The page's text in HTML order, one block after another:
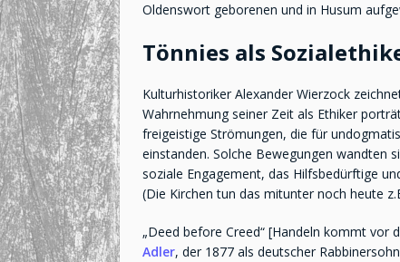
Oldenswort geborenen und in Husum
Tönnies als
Kulturhistoriker Alexander Wierzock
Wahrnehmung seiner Zeit als Ethiker
freigeistige Strömungen, die für
einstanden. Solche Bewegungen wandten
soziale Engagement, das Hilfsbedürftige
(Die Kirchen tun das mitunter noch heute
„Deed before Creed“ [Handeln kommt vor
Adler, der 1877 als deutscher